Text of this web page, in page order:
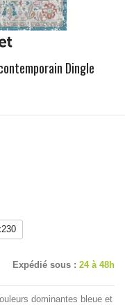
Dingle
Expédié sous : 24 à 48h
dominantes bleue et